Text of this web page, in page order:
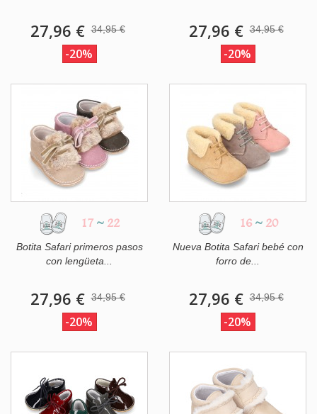
27,96 € 34,95 €
-20%
27,96 € 34,95 €
-20%
17 ~ 22
Botita Safari primeros pasos
con lengüeta...
27,96 € 34,95 €
-20%
16 ~ 20
Nueva Botita Safari bebé con
forro de...
27,96 € 34,95 €
-20%